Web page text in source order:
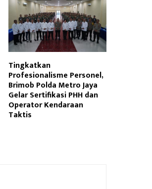
Tingkatkan
Profesionalisme Personel,
Brimob Polda Metro Jaya
Gelar Sertifikasi PHH dan
Operator Kendaraan
Taktis